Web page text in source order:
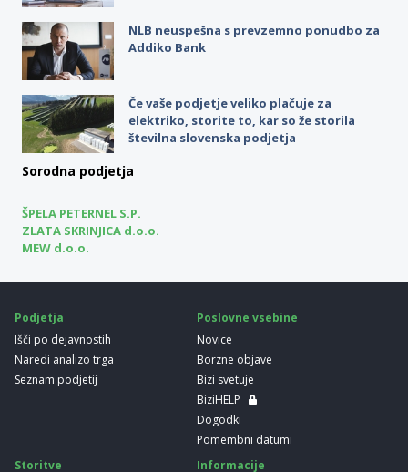
NLB neuspešna s prevzemno ponudbo za
Addiko Bank
Če vaše podjetje veliko plačuje za
elektriko, storite to, kar so že storila
številna slovenska podjetja
Sorodna podjetja
ŠPELA PETERNEL S.P.
ZLATA SKRINJICA d.o.o.
MEW d.o.o.
Podjetja
Išči po dejavnostih
Naredi analizo trga
Seznam podjetij
Poslovne vsebine
Novice
Borzne objave
Bizi svetuje
BiziHELP
Dogodki
Pomembni datumi
Storitve
Informacije